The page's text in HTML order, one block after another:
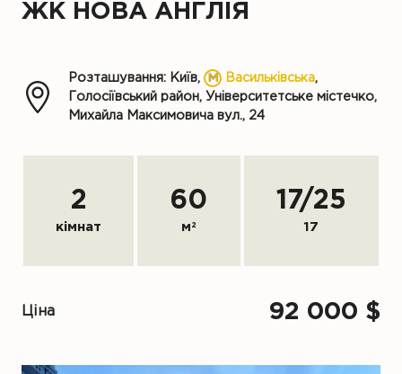
ЖК НОВА АНГЛІЯ
Розташування: Київ, Васильківська,
Голосіївський район, Університетське містечко,
Михайла Максимовича вул., 24
2
кімнат
60
м 2
17/25
17
Ціна 92 000 $